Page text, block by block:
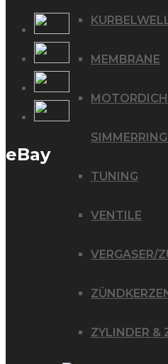
MEMBRANE
TUNING
VENTILE
VERGASER/
ZYLINDER &
eBay